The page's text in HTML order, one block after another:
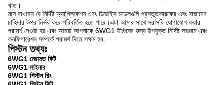
খাত।
মনে রাখবেন যে নির্দিষ্ট অ্যাপ্লিকেশন এবং ডিভাইস মডেলগুলি প্রস্তুতকারকের এবং বাজারের
চাহিদার উপর নির্ভর করে পরিবর্তিত হতে পারে।এটা আমার সাথে সরাসরি যোগাযোগ করার
পরামর্শ দেওয়া হয় এবং আমরা আপনাকে 6WG1 ইঞ্জিনের জন্য উপযুক্ত নির্দিষ্ট সরঞ্জাম এবং
কনফিগারেশন সম্পর্কে পরামর্শ দিতে সক্ষম হব.
পিস্টন তথ্যঃ
6WG1 মেরামত কিট
6WG1 লাইনার
6WG1 পিস্টন রিং